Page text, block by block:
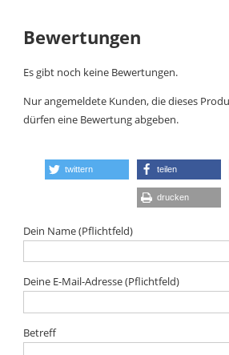
Bewertungen
Es gibt noch keine Bewertungen.
Nur angemeldete Kunden, die dieses
dürfen eine Bewertung abgeben.
twittern teilen
drucken
Dein Name (Pflichtfeld)
Deine E-Mail-Adresse (Pflichtfeld)
Betreff